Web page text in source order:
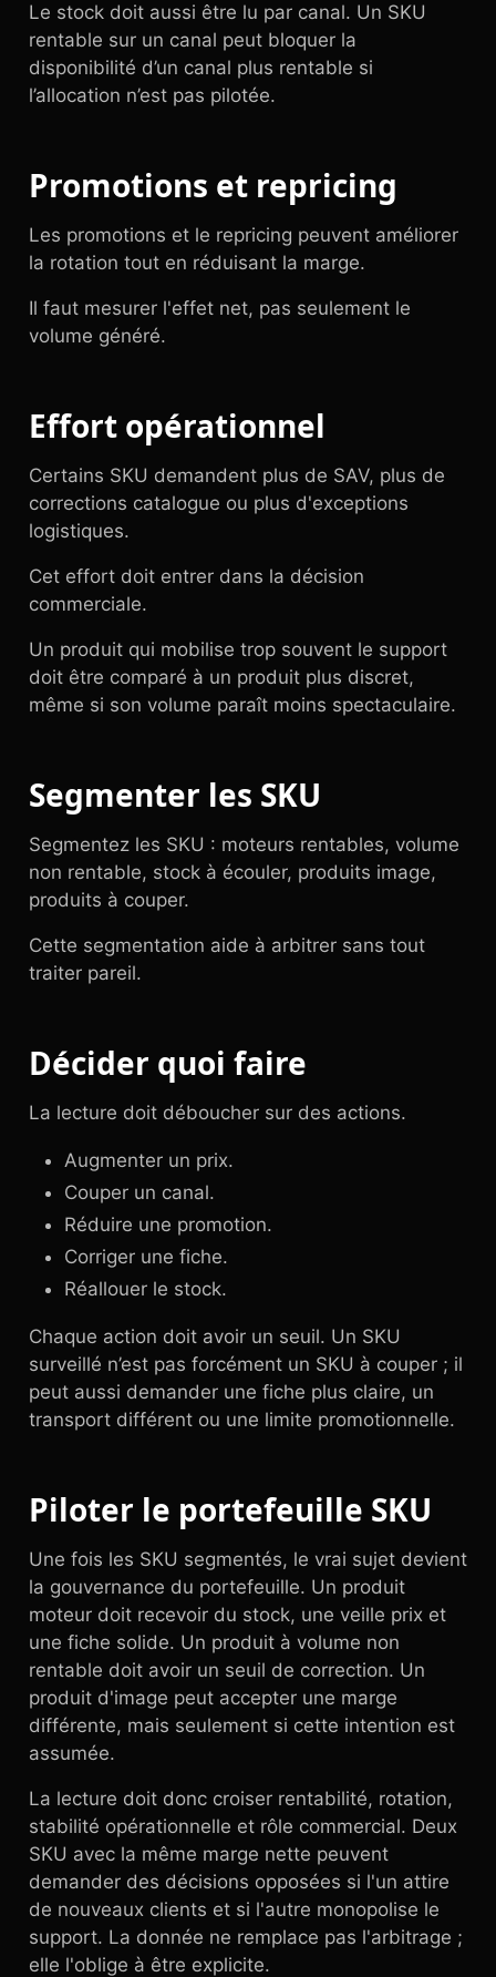
Le stock doit aussi être lu par canal. Un SKU
rentable sur un canal peut bloquer la
disponibilité d’un canal plus rentable si
l’allocation n’est pas pilotée.
Promotions et repricing
Les promotions et le repricing peuvent améliorer
la rotation tout en réduisant la marge.
Il faut mesurer l'effet net, pas seulement le
volume généré.
Effort opérationnel
Certains SKU demandent plus de SAV, plus de
corrections catalogue ou plus d'exceptions
logistiques.
Cet effort doit entrer dans la décision
commerciale.
Un produit qui mobilise trop souvent le support
doit être comparé à un produit plus discret,
même si son volume paraît moins spectaculaire.
Segmenter les SKU
Segmentez les SKU : moteurs rentables, volume
non rentable, stock à écouler, produits image,
produits à couper.
Cette segmentation aide à arbitrer sans tout
traiter pareil.
Décider quoi faire
La lecture doit déboucher sur des actions.
Augmenter un prix.
Couper un canal.
Réduire une promotion.
Corriger une fiche.
Réallouer le stock.
Chaque action doit avoir un seuil. Un SKU
surveillé n’est pas forcément un SKU à couper ; il
peut aussi demander une fiche plus claire, un
transport différent ou une limite promotionnelle.
Piloter le portefeuille SKU
Une fois les SKU segmentés, le vrai sujet devient
la gouvernance du portefeuille. Un produit
moteur doit recevoir du stock, une veille prix et
une fiche solide. Un produit à volume non
rentable doit avoir un seuil de correction. Un
produit d'image peut accepter une marge
différente, mais seulement si cette intention est
assumée.
La lecture doit donc croiser rentabilité, rotation,
stabilité opérationnelle et rôle commercial. Deux
SKU avec la même marge nette peuvent
demander des décisions opposées si l'un attire
de nouveaux clients et si l'autre monopolise le
support. La donnée ne remplace pas l'arbitrage ;
elle l'oblige à être explicite.